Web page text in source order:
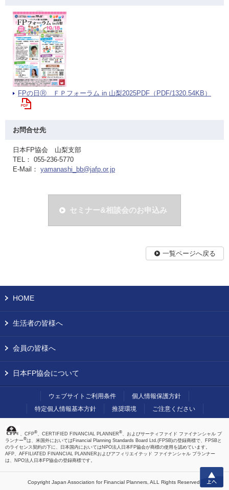
FPの日Ⓡ ＦＰフォーラム in 山梨2025PDF（PDF/1320.54KB）
お問合せ先
日本FP協会 山梨支部
TEL： 055-236-5770
E-Mail： yamanashi_bb@jafp.or.jp
セミナー&相談会のお申込み
一覧ページへ戻る
上へ
HOME
生活者の皆様へ
会員の皆様へ
日本FP協会について
ウェブサイトご利用条件
個人情報保護方針
特定個人情報基本方針
推奨環境 ご注意ください
、CFP® 、CERTIFIED FINANCIAL PLANNER® 、およびサーティファイド ファイナンシャル プ
ランナー®は、米国外においてはFinancial Planning Standards Board Ltd.(FPSB)の登録商標で、FPSBと
のライセンス契約の下に、日本国内においてはNPO法人日本FP協会が商標の使用を認めています。
AFP、AFFILIATED FINANCIAL PLANNERおよびアフィリエイテッド ファイナンシャル プランナー
は、NPO法人日本FP協会の登録商標です。
Copyright Japan Association for Financial Planners, ALL Rights Reserved.